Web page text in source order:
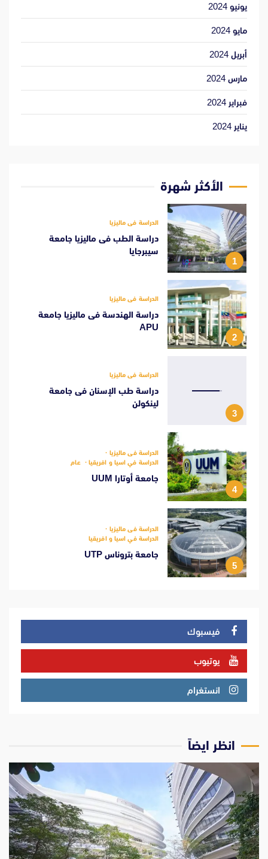
يونيو 2024
مايو 2024
أبريل 2024
مارس 2024
فبراير 2024
يناير 2024
الأكثر شهرة
1
الدراسة فى ماليزيا
دراسة الطب فى ماليزيا جامعة
سيبرجايا
2
الدراسة فى ماليزيا
دراسة الهندسة فى ماليزيا جامعة
APU
3
الدراسة فى ماليزيا
دراسة طب الإسنان فى جامعة
لينكولن
4
الدراسة فى ماليزيا
الدراسة في اسيا و افريقيا
عام
جامعة أوتارا UUM
5
الدراسة فى ماليزيا
الدراسة في اسيا و افريقيا
جامعة بتروناس UTP
فيسبوك
يوتيوب
انستغرام
انظر ايضاً